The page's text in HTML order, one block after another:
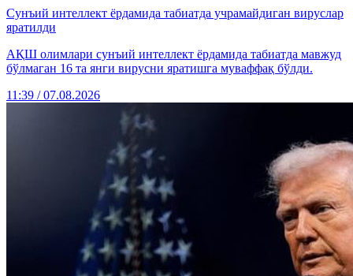
Сунъий интеллект ёрдамида табиатда учрамайдиган вируслар
яратилди
АҚШ олимлари сунъий интеллект ёрдамида табиатда мавжуд
бўлмаган 16 та янги вирусни яратишга муваффақ бўлди.
11:39 / 07.08.2026